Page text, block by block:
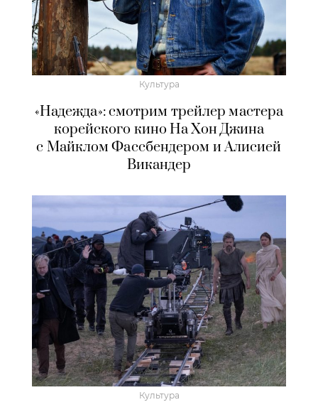
Культура
«Надежда»: смотрим трейлер мастера
корейского кино На Хон Джина
с Майклом Фассбендером и Алисией
Викандер
Культура